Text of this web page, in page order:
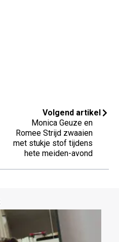
Volgend artikel
Monica Geuze en
Romee Strijd zwaaien
met stukje stof tijdens
hete meiden-avond